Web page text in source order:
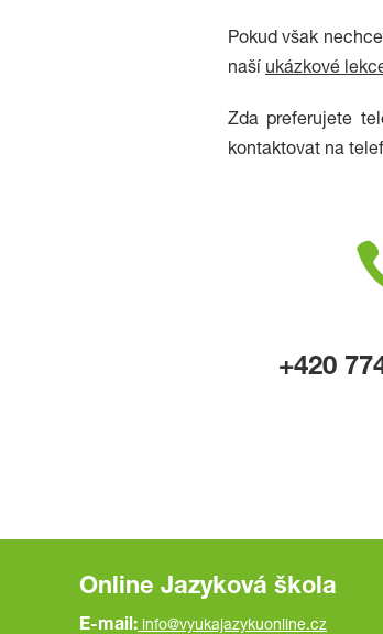
Pokud však
naší ukázkové
Zda preferujete
kontaktovat na
+420
Online Jazyková škola
E-mail: info@vyukajazykuonline.cz